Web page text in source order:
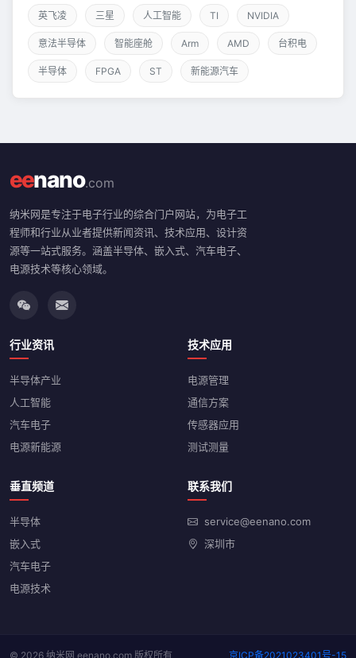
英飞凌 三星 人工智能 TI NVIDIA
意法半导体 智能座舱 Arm AMD 台积电
半导体 FPGA ST 新能源汽车
eenano.com
纳米网是专注于电子行业的综合门户网站，为电子工
程师和行业从业者提供新闻资讯、技术应用、设计资
源等一站式服务。涵盖半导体、嵌入式、汽车电子、
电源技术等核心领域。
行业资讯
半导体产业
人工智能
汽车电子
电源新能源
技术应用
电源管理
通信方案
传感器应用
测试测量
垂直频道
半导体
嵌入式
汽车电子
电源技术
联系我们
service@eenano.com
深圳市
© 2026 纳米网 eenano.com 版权所有 京ICP备2021023401号-15